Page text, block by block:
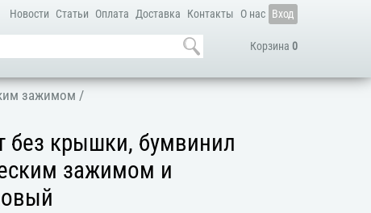
Новости Статьи Оплата Доставка Контакты О нас Вход
Корзина 0
зажимом /
без крышки, бумвинил
зажимом и